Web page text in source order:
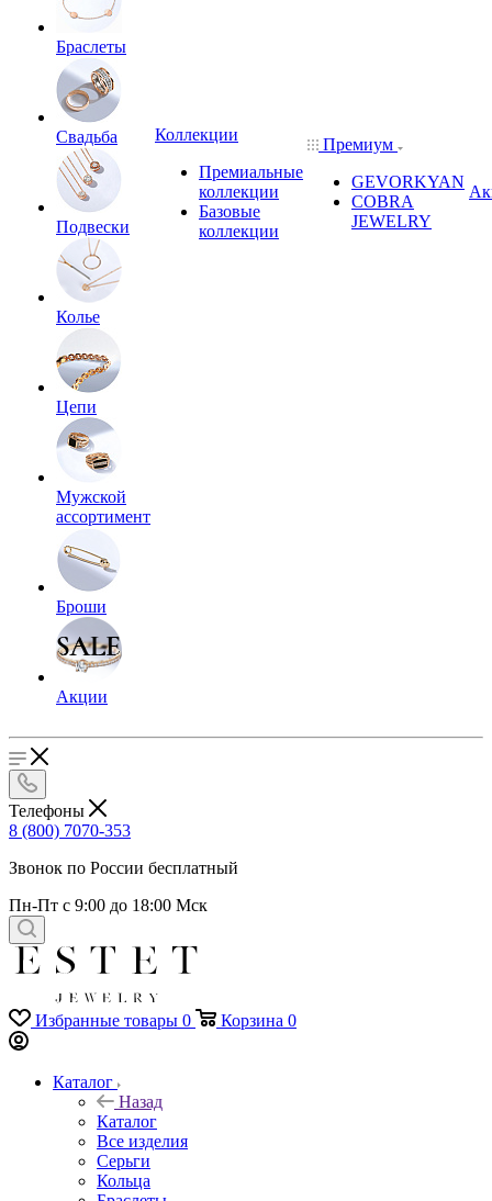
Браслеты
Свадьба
Подвески
Колье
Цепи
Мужской
ассортимент
Броши
Акции
Коллекции
Премиальные
коллекции
Базовые
коллекции
Премиум
GEVORKYAN
COBRA
JEWELRY
Телефоны
8 (800) 7070-353
Звонок по России бесплатный
Пн-Пт с 9:00 до 18:00 Мск
Избранные товары 0 Корзина 0
Каталог
Назад
Каталог
Все изделия
Серьги
Кольца